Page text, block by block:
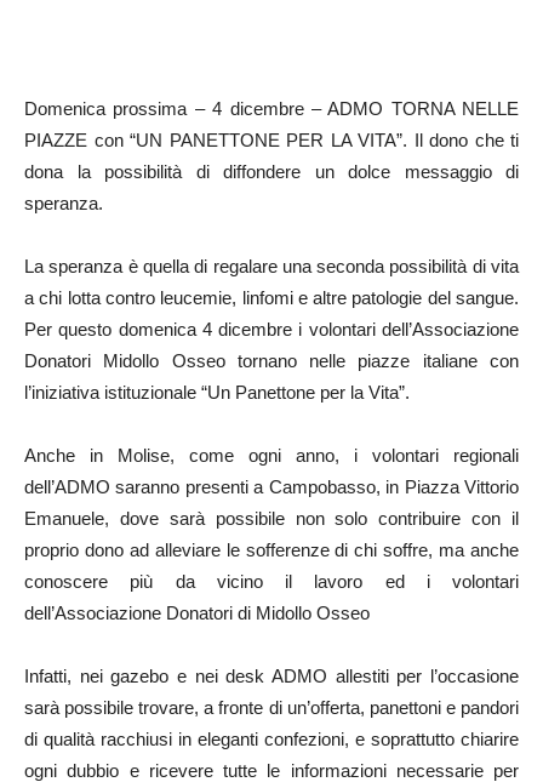
Domenica prossima – 4 dicembre – ADMO TORNA NELLE
PIAZZE con “UN PANETTONE PER LA VITA”. Il dono che ti
dona la possibilità di diffondere un dolce messaggio di
speranza.
La speranza è quella di regalare una seconda possibilità di vita
a chi lotta contro leucemie, linfomi e altre patologie del sangue.
Per questo domenica 4 dicembre i volontari dell’Associazione
Donatori Midollo Osseo tornano nelle piazze italiane con
l’iniziativa istituzionale “Un Panettone per la Vita”.
Anche in Molise, come ogni anno, i volontari regionali
dell’ADMO saranno presenti a Campobasso, in Piazza Vittorio
Emanuele, dove sarà possibile non solo contribuire con il
proprio dono ad alleviare le sofferenze di chi soffre, ma anche
conoscere più da vicino il lavoro ed i volontari
dell’Associazione Donatori di Midollo Osseo
Infatti, nei gazebo e nei desk ADMO allestiti per l’occasione
sarà possibile trovare, a fronte di un’offerta, panettoni e pandori
di qualità racchiusi in eleganti confezioni, e soprattutto chiarire
ogni dubbio e ricevere tutte le informazioni necessarie per